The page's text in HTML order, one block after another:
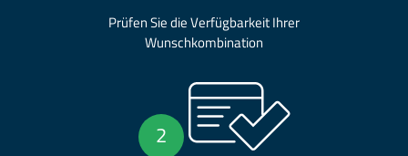
Prüfen Sie die Verfügbarkeit Ihrer
Wunschkombination
2